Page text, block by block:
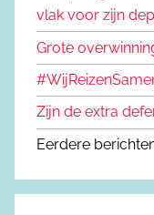
vlak voor zijn
Grote
Zijn de extra
Eerdere